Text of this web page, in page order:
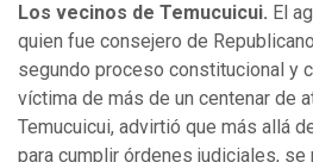
Los vecinos de Temucuicui. El
quien fue consejero de
segundo proceso constitucional y
víctima de más de un centenar de
Temucuicui, advirtió que más allá
para cumplir órdenes judiciales, se